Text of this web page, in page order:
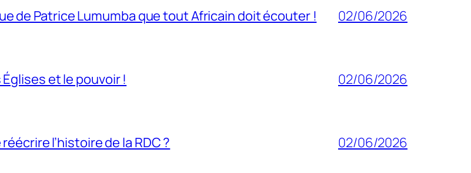
de Patrice Lumumba que tout Africain doit écouter ! 02/06/2026
et le pouvoir ! 02/06/2026
l’histoire de la RDC ? 02/06/2026